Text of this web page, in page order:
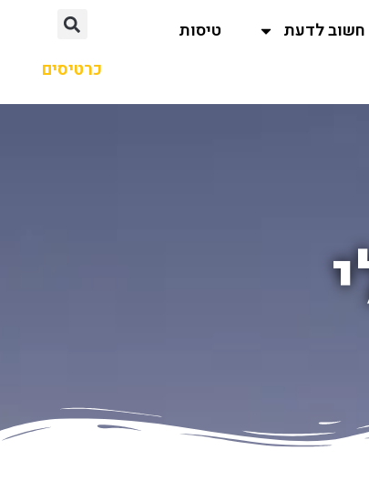
חשוב לדעת
טיסות
כרטיסים